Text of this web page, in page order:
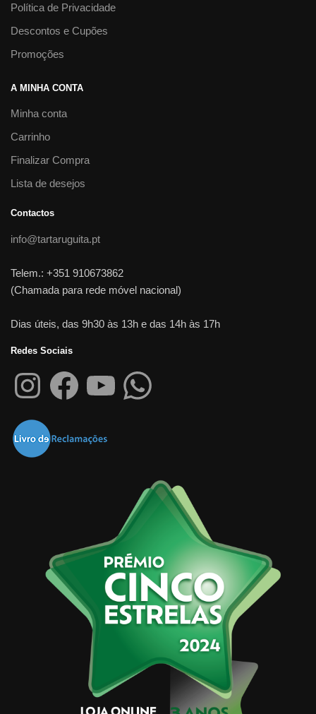
Política de Privacidade
Descontos e Cupões
Promoções
A MINHA CONTA
Minha conta
Carrinho
Finalizar Compra
Lista de desejos
Contactos
info@tartaruguita.pt
Telem.: +351 910673862
(Chamada para rede móvel nacional)
Dias úteis, das 9h30 às 13h e das 14h às 17h
Redes Sociais